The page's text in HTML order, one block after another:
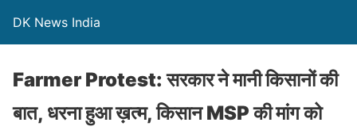
DK News India
Farmer Protest: सरकार ने मानी किसानों की
बात, धरना हुआ ख़त्म, किसान MSP की मांग को